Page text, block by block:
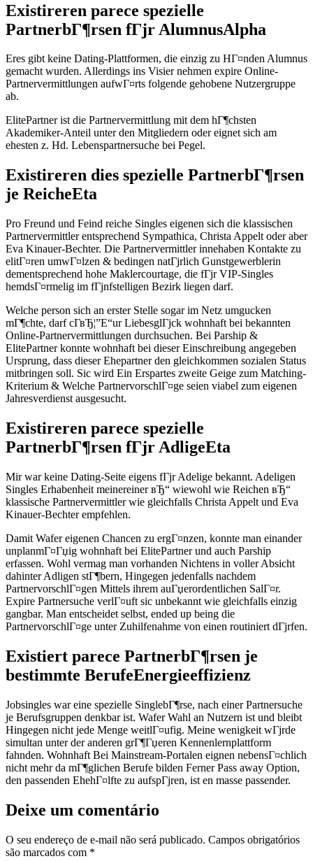
Existireren parece spezielle
PartnerbГ¶rsen fГјr AlumnusAlpha
Eres gibt keine Dating-Plattformen, die einzig zu HГ¤nden Alumnus
gemacht wurden. Allerdings ins Visier nehmen expire Online-
Partnervermittlungen aufwГ¤rts folgende gehobene Nutzergruppe
ab.
ElitePartner ist die Partnervermittlung mit dem hГ¶chsten
Akademiker-Anteil unter den Mitgliedern oder eignet sich am
ehesten z. Hd. Lebenspartnersuche bei Pegel.
Existireren dies spezielle PartnerbГ¶rsen
je ReicheEta
Pro Freund und Feind reiche Singles eigenen sich die klassischen
Partnervermittler entsprechend Sympathica, Christa Appelt oder aber
Eva Kinauer-Bechter. Die Partnervermittler innehaben Kontakte zu
elitГ¤ren umwГ¤lzen & bedingen natГјrlich Gunstgewerblerin
dementsprechend hohe Maklercourtage, die fГјr VIP-Singles
hemdsГ¤rmelig im fГјnfstelligen Bezirk liegen darf.
Welche person sich an erster Stelle sogar im Netz umgucken
mГ¶chte, darf cГ­вЂ¦”Е“ur LiebesglГјck wohnhaft bei bekannten
Online-Partnervermittlungen durchsuchen. Bei Parship &
ElitePartner konnte wohnhaft bei dieser Einschreibung angegeben
Ursprung, dass dieser Ehepartner den gleichkommen sozialen Status
mitbringen soll. Sic wird Ein Erspartes zweite Geige zum Matching-
Kriterium & Welche PartnervorschlГ¤ge seien viabel zum eigenen
Jahresverdienst ausgesucht.
Existireren parece spezielle
PartnerbГ¶rsen fГјr AdligeEta
Mir war keine Dating-Seite eigens fГјr Adelige bekannt. Adeligen
Singles Erhabenheit meinereiner вЂ“ wiewohl wie Reichen вЂ“
klassische Partnervermittler wie gleichfalls Christa Appelt und Eva
Kinauer-Bechter empfehlen.
Damit Wafer eigenen Chancen zu ergГ¤nzen, konnte man einander
unplanmГ¤Гџig wohnhaft bei ElitePartner und auch Parship
erfassen. Wohl vermag man vorhanden Nichtens in voller Absicht
dahinter Adligen stГ¶bern, Hingegen jedenfalls nachdem
PartnervorschlГ¤gen Mittels ihrem auГџerordentlichen SalГ¤r.
Expire Partnersuche verlГ¤uft sic unbekannt wie gleichfalls einzig
gangbar. Man entscheidet selbst, ended up being die
PartnervorschlГ¤ge unter Zuhilfenahme von einen routiniert dГјrfen.
Existiert parece PartnerbГ¶rsen je
bestimmte BerufeEnergieeffizienz
Jobsingles war eine spezielle SinglebГ¶rse, nach einer Partnersuche
je Berufsgruppen denkbar ist. Wafer Wahl an Nutzern ist und bleibt
Hingegen nicht jede Menge weitlГ¤ufig. Meine wenigkeit wГјrde
simultan unter der anderen grГ¶Гџeren Kennenlernplattform
fahnden. Wohnhaft Bei Mainstream-Portalen eignen nebensГ¤chlich
nicht mehr da mГ¶glichen Berufe bilden Ferner Pass away Option,
den passenden EhehГ¤lfte zu aufspГјren, ist en masse passender.
Deixe um comentário
O seu endereço de e-mail não será publicado. Campos obrigatórios
são marcados com *